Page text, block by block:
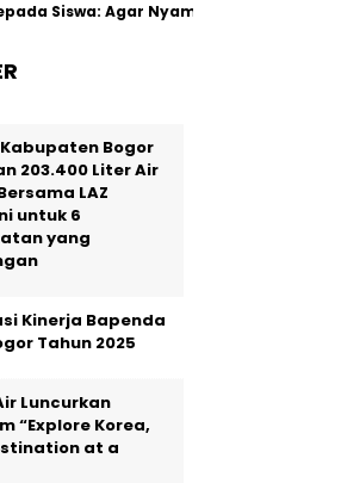
Siswa: Agar Nyaman di Sekolah
Bogor
203.400 Liter Air
LAZ
untuk 6
yang
Kinerja Bapenda
Tahun 2025
Luncurkan
“Explore Korea,
at a